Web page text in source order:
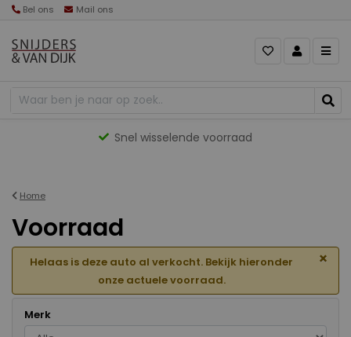
Bel ons Mail ons
Gevarieerd aanbod
Home
Voorraad
Helaas is deze auto al verkocht. Bekijk hieronder
onze actuele voorraad.
×
Merk